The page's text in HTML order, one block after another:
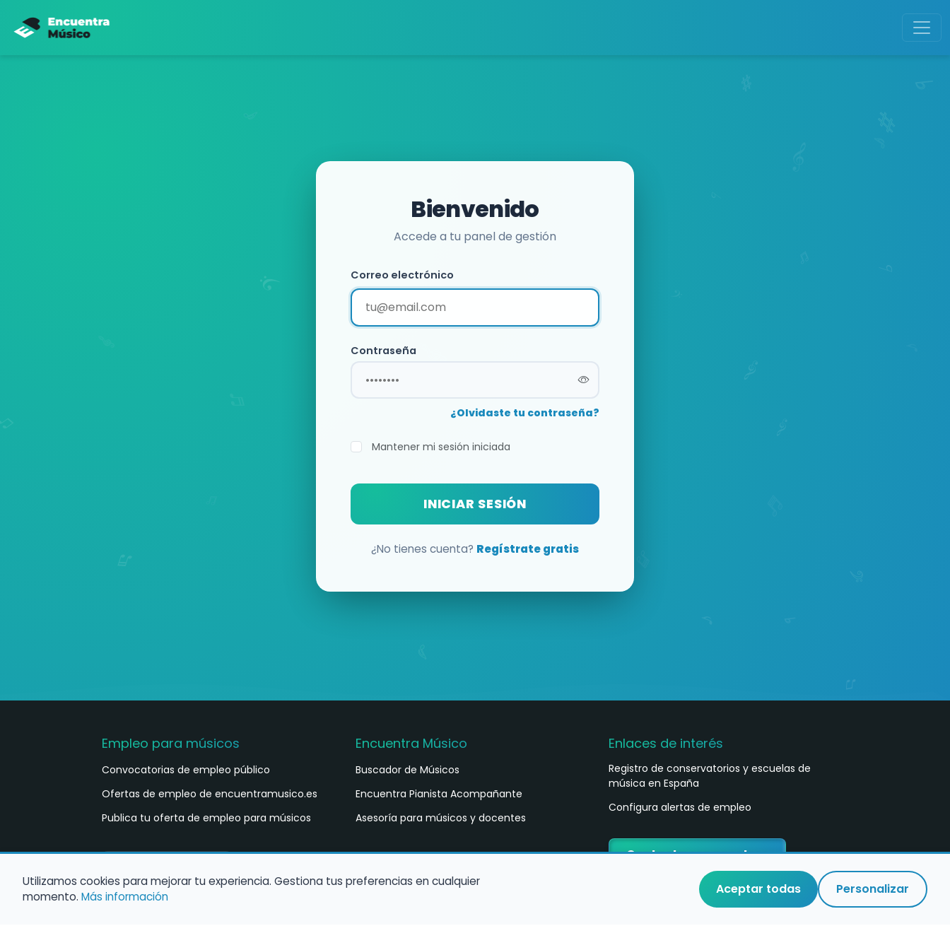
Bienvenido
Accede a tu panel de gestión
Correo electrónico
Contraseña
¿Olvidaste tu contraseña?
Mantener mi sesión iniciada
INICIAR SESIÓN
¿No tienes cuenta? Regístrate gratis
Empleo para músicos
Convocatorias de empleo público
Ofertas de empleo de encuentramusico.es
Publica tu oferta de empleo para músicos
Encuentra Músico
Buscador de Músicos
Encuentra Pianista Acompañante
Asesoría para músicos y docentes
Enlaces de interés
Registro de conservatorios y escuelas de
música en España
Configura alertas de empleo
Contacta con nosotros
Utilizamos cookies para mejorar tu experiencia. Gestiona tus preferencias en cualquier
momento. Más información Aceptar todas Personalizar